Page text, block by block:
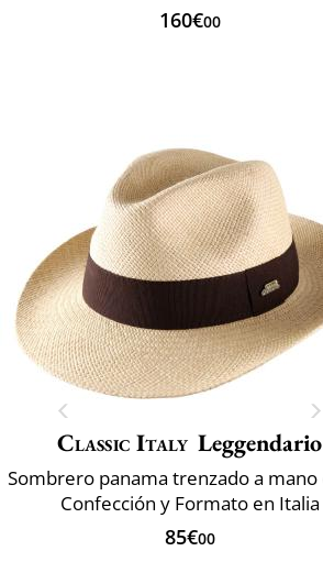
160€00
Classic Italy Leggendario
Confección y Formato en Italia
85€00